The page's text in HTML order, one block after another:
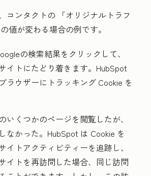
コンタクトの
「オリジナルトラフ
の値が変わる場合の例です。
の検索結果をクリックして、
イトにたどり着きます。HubSpot
ラウザーにトラッキング Cookie を
いくつかのページを閲覧したが、
なかった。HubSpot は Cookie を
イトアクティビティーを追跡し、
イトを再訪問した場合、同じ訪問